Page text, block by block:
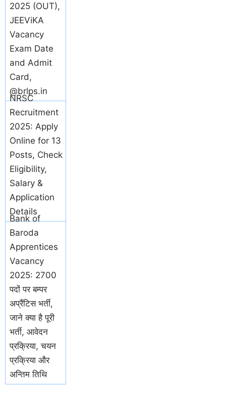
2025 (OUT),
JEEViKA
Vacancy
Exam Date
and Admit
Card,
@brlps.in
NRSC
Recruitment
2025: Apply
Online for 13
Posts, Check
Eligibility,
Salary &
Application
Details
Bank of
Baroda
Apprentices
Vacancy
2025: 2700
पदों पर बम्पर
अप्रैंटिस भर्ती,
जाने क्या है पूरी
भर्ती, आवेदन
प्रक्रिया, चयन
प्रक्रिया और
अन्तिम तिथि